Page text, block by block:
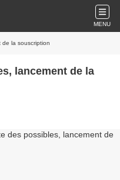
MENU
la souscription
lancement de la